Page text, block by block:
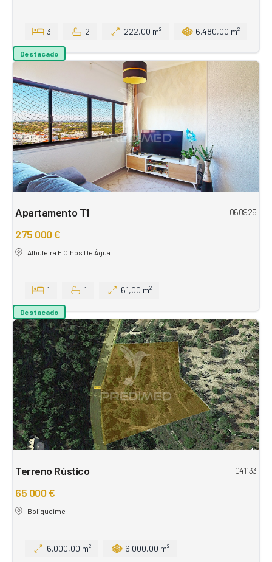
3 2 222,00 m² 6.480,00 m²
Destacado
Apartamento T1 060925
275 000 €
Albufeira E Olhos De Água
1 1 61,00 m²
Destacado
Terreno Rústico 041133
65 000 €
Boliqueime
6.000,00 m² 6.000,00 m²